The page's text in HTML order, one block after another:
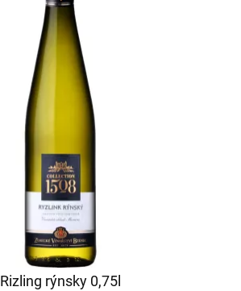
Rizling rýnsky 0,75l